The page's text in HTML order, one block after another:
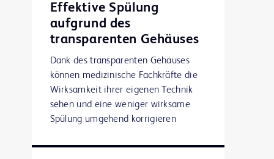
Effektive Spülung
aufgrund des
transparenten Gehäuses
Dank des transparenten Gehäuses
können medizinische Fachkräfte die
Wirksamkeit ihrer eigenen Technik
sehen und eine weniger wirksame
Spülung umgehend korrigieren